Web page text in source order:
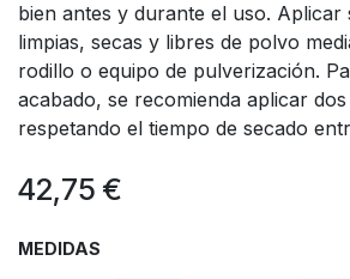
bien antes y durante el uso. Aplicar
limpias, secas y libres de polvo
rodillo o equipo de pulverización.
acabado, se recomienda aplicar
respetando el tiempo de secado
42,75 €
MEDIDAS